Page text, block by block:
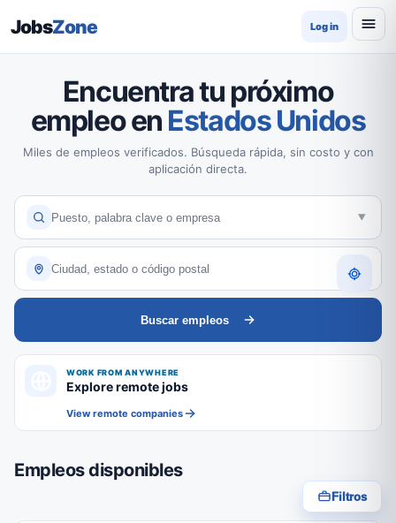
JobsZone Log in
Encuentra tu próximo
empleo en Estados Unidos
Miles de empleos verificados. Búsqueda rápida, sin costo y con
aplicación directa.
Buscar empleos
WORK FROM ANYWHERE
Explore remote jobs
View remote companies
Empleos disponibles
Filtros